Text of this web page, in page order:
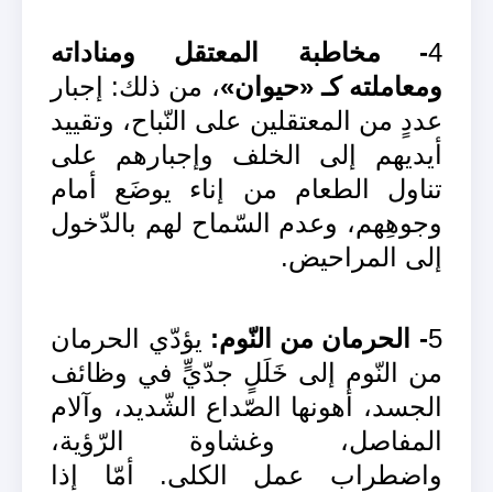
4- مخاطبة المعتقل ومناداته
ومعاملته كـ «حيوان»، من ذلك: إجبار
عددٍ من المعتقلين على النّباح، وتقييد
أيديهم إلى الخلف وإجبارهم على
تناول الطعام من إناء يوضَع أمام
وجوهِهم، وعدم السّماح لهم بالدّخول
إلى المراحيض.
5- الحرمان من النّوم: يؤدّي الحرمان
من النّوم إلى خَلَلٍ جدّيٍّ في وظائف
الجسد، أهونها الصّداع الشّديد، وآلام
المفاصل، وغشاوة الرّؤية،
واضطراب عمل الكلى. أمّا إذا